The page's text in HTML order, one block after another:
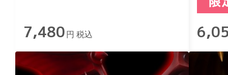
7,480 円 税込